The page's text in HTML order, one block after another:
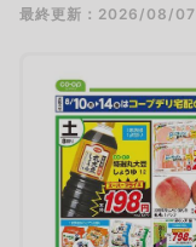
最終更新：2026/08/07